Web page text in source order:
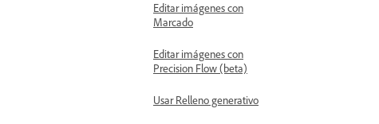
Editar imágenes con
Marcado
Editar imágenes con
Precision Flow (beta)
Usar Relleno generativo